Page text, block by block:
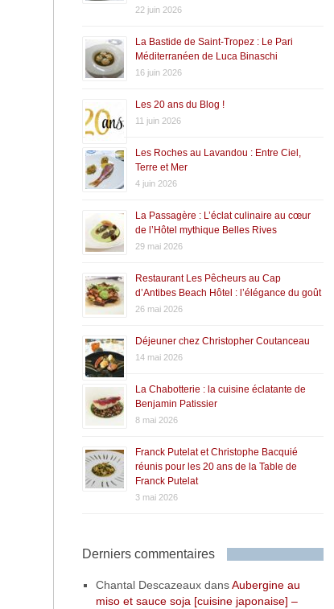
22 juin 2026
La Bastide de Saint-Tropez : Le Pari
Méditerranéen de Luca Binaschi
16 juin 2026
Les 20 ans du Blog !
11 juin 2026
Les Roches au Lavandou : Entre Ciel,
Terre et Mer
4 juin 2026
La Passagère : L’éclat culinaire au cœur
de l’Hôtel mythique Belles Rives
29 mai 2026
Restaurant Les Pêcheurs au Cap
d’Antibes Beach Hôtel : l’élégance du goût
26 mai 2026
Déjeuner chez Christopher Coutanceau
14 mai 2026
La Chabotterie : la cuisine éclatante de
Benjamin Patissier
8 mai 2026
Franck Putelat et Christophe Bacquié
réunis pour les 20 ans de la Table de
Franck Putelat
3 mai 2026
Derniers commentaires
Chantal DescazeauxdansAubergine au
miso et sauce soja [cuisine japonaise] –